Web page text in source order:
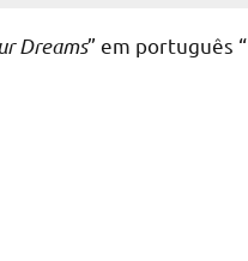
Dreams” em português “